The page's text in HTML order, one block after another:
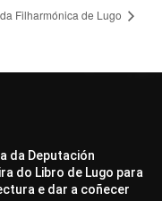
Filharmónica de Lugo
da Deputación
do Libro de Lugo para
e dar a coñecer